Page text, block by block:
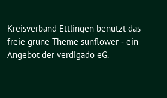
Kreisverband Ettlingen benutzt das
freie grüne Theme sunflower ‐ ein
Angebot der verdigado eG.